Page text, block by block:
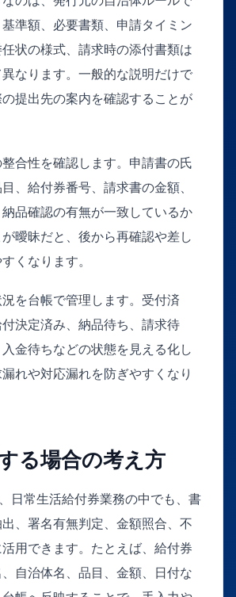
準額、必要書類、申請タイミン
状の様式、請求時の添付書類は
なります。一般的な説明だけで
提出先の案内を確認することが
合性を確認します。申請書の氏
、給付券番号、請求書の金額、
品確認の有無が一致しているか
曖昧だと、後から再確認や差し
くなります。
を台帳で管理します。受付済
決定済み、納品待ち、請求待
金待ちなどの状態を見える化し
れや対応漏れを防ぎやすくなり
る場合の考え方
日常生活給付券業務の中でも、書
、署名有無判定、金額照合、不
用できます。たとえば、給付券
自治体名、品目、金額、日付な